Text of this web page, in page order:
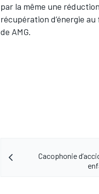
par la même une
récupération d’énergie
de AMG.
Cacophonie